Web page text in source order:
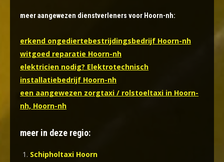
meer aangewezen dienstverleners voor Hoorn-nh:
erkend ongediertebestrijdingsbedrijf Hoorn-nh
witgoed reparatie Hoorn-nh
elektricien nodig? Elektrotechnisch
installatiebedrijf Hoorn-nh
een aangewezen zorgtaxi / rolstoeltaxi in Hoorn-
nh, Hoorn-nh
meer in deze regio:
Schipholtaxi Hoorn